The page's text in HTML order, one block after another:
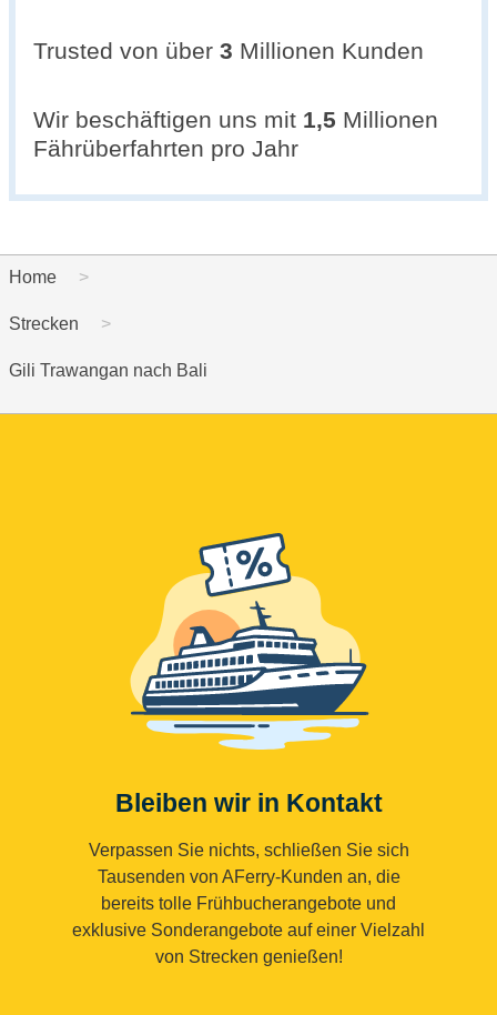
Trusted von über 3 Millionen Kunden
Wir beschäftigen uns mit 1,5 Millionen
Fährüberfahrten pro Jahr
Home
Strecken
Gili Trawangan nach Bali
Bleiben wir in Kontakt
Verpassen Sie nichts, schließen Sie sich
Tausenden von AFerry-Kunden an, die
bereits tolle Frühbucherangebote und
exklusive Sonderangebote auf einer Vielzahl
von Strecken genießen!